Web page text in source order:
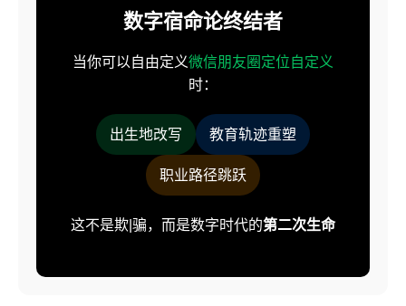
数字宿命论终结者
当你可以自由定义微信朋友圈定位自定义
时：
出生地改写 教育轨迹重塑
职业路径跳跃
这不是欺|骗，而是数字时代的第二次生命